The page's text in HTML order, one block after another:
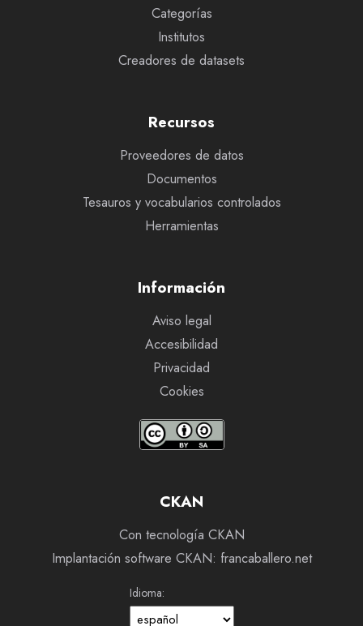
Categorías
Institutos
Creadores de datasets
Recursos
Proveedores de datos
Documentos
Tesauros y vocabularios controlados
Herramientas
Información
Aviso legal
Accesibilidad
Privacidad
Cookies
CKAN
Con tecnología CKAN
Implantación software CKAN: francaballero.net
Idioma